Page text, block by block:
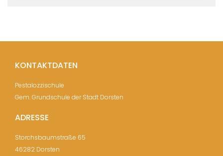
KONTAKTDATEN
Pestalozzischule
Gem. Grundschule der Stadt Dorsten
ADRESSE
Storchsbaumstraße 65
46282 Dorsten